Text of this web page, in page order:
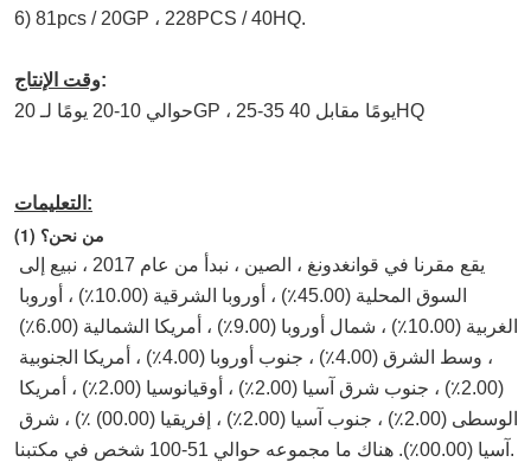
6) 81pcs / 20GP ، 228PCS / 40HQ.
وقت الإنتاج:
حوالي 10-20 يومًا لـ 20GP ، 25-35 يومًا مقابل 40HQ
التعليمات:
(1) من نحن؟
آسيا (00.00٪). هناك ما مجموعه حوالي 51-100 شخص في مكتبنا.